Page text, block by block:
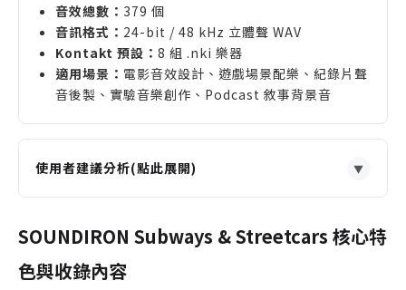
音效總數： 379 個
音訊格式： 24-bit / 48 kHz 立體聲 WAV
Kontakt 預設： 8 組 .nki 樂器
適用場景： 電影音效設計、遊戲場景配樂、紀錄片聲
音後製、實驗音樂創作、Podcast 敘事背景音
使用者建議分析(點此展開) ▼
影視音效設計師，需要為城市場景尋找真實且多樣化
遊戲開發者，正在打造具有沉浸式都市交通氛圍的開
SOUNDIRON Subways & Streetcars 核心特
色與收錄內容